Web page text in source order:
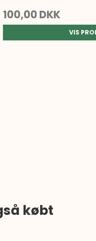
100,00 DKK
VIS
købt